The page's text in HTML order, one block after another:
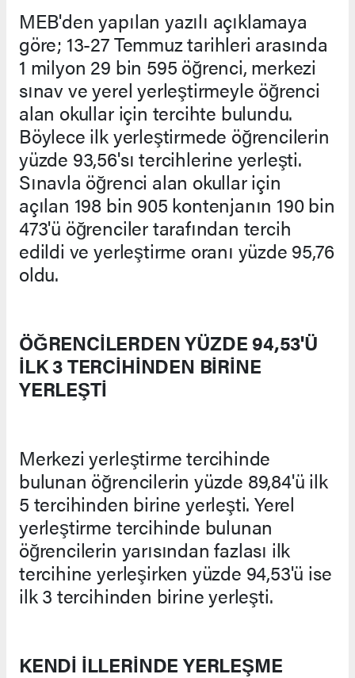
MEB'den yapılan yazılı açıklamaya
göre; 13-27 Temmuz tarihleri arasında
1 milyon 29 bin 595 öğrenci, merkezi
sınav ve yerel yerleştirmeyle öğrenci
alan okullar için tercihte bulundu.
Böylece ilk yerleştirmede öğrencilerin
yüzde 93,56'sı tercihlerine yerleşti.
Sınavla öğrenci alan okullar için
açılan 198 bin 905 kontenjanın 190 bin
473'ü öğrenciler tarafından tercih
edildi ve yerleştirme oranı yüzde 95,76
oldu.
ÖĞRENCİLERDEN YÜZDE 94,53'Ü
İLK 3 TERCİHİNDEN BİRİNE
YERLEŞTİ
Merkezi yerleştirme tercihinde
bulunan öğrencilerin yüzde 89,84'ü ilk
5 tercihinden birine yerleşti. Yerel
yerleştirme tercihinde bulunan
öğrencilerin yarısından fazlası ilk
tercihine yerleşirken yüzde 94,53'ü ise
ilk 3 tercihinden birine yerleşti.
KENDİ İLLERİNDE YERLEŞME